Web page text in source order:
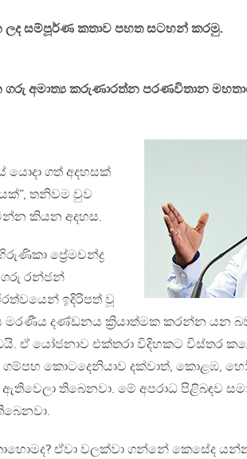
ලද සම්පූර්ණ කතාව පහත සටහන් කරමු.
ගරු අමාත්‍ය කරුණාරත්න පරණවිතාන
යොදා ගත් අදහසක්
තනිවම වුව
කියන අදහස.
ප්‍රේමචන්ද්‍ර
රන්ජන්
ඉදිරිපත් වූ
මරණීය දණ්ඩනය ක්‍රියාත්මක කරන්න යන
ඒ යෝජනාව එක්තරා විදිහකට විස්තර
කොටදෙනියාව දක්වාත්, කොළඹ,
ඇතිවෙලා තිබෙනවා. මේ අපරාධ පිළිබඳව
ඒවා වලක්වා ගන්නේ කෙසේද